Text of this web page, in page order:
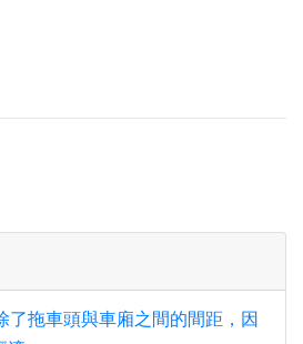
了拖車頭與車廂之間的間距，因